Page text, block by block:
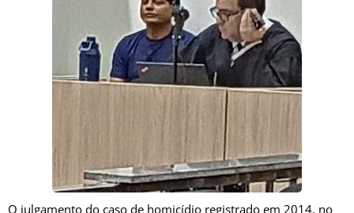
O julgamento do caso de homicídio registrado em 2014, no